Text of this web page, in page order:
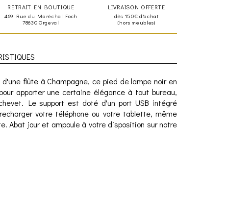
RETRAIT EN BOUTIQUE
469 Rue du Maréchal Foch
78630 Orgeval
LIVRAISON OFFERTE
dès 150€ d'achat
(hors meubles)
flûte à Champagne, ce pied de lampe noir en
apporter une certaine élégance à tout bureau,
Le support est doté d'un port USB intégré
votre téléphone ou votre tablette, même
Abat jour et ampoule à votre disposition sur notre